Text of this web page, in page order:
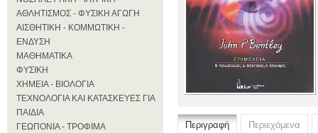
ΑΘΛΗΤΙΣΜΟΣ - ΦΥΣΙΚΗ ΑΓΩΓΗ
ΑΙΣΘΗΤΙΚΗ - ΚΟΜΜΩΤΙΚΗ -
ΕΝΔΥΣΗ
ΜΑΘΗΜΑΤΙΚΑ
ΦΥΣΙΚΗ
ΧΗΜΕΙΑ - ΒΙΟΛΟΓΙΑ
ΤΕΧΝΟΛΟΓΙΑ ΚΑΙ ΚΑΤΑΣΚΕΥΕΣ ΓΙΑ
ΠΑΙΔΙΑ
ΓΕΩΠΟΝΙΑ - ΤΡΟΦΙΜΑ
Περιγραφή Περιεχόμενα